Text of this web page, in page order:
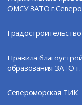
ОМСУ ЗАТО
Градостроительство
Правила
образования ЗАТО
Североморская ТИК
От лица жителей
культуры,
г.Североморск
«Экипаж